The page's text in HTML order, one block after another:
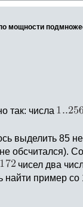
мощности
так: числа
выделить 85
обсчитался).
чисел два
найти пример со